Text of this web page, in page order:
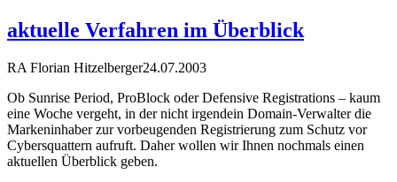
aktuelle Verfahren im Überblick
RA Florian Hitzelberger24.07.2003
Ob Sunrise Period, ProBlock oder Defensive Registrations – kaum
eine Woche vergeht, in der nicht irgendein Domain-Verwalter die
Markeninhaber zur vorbeugenden Registrierung zum Schutz vor
Cybersquattern aufruft. Daher wollen wir Ihnen nochmals einen
aktuellen Überblick geben.